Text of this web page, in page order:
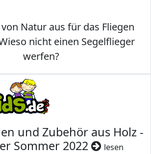
Natur aus für das Fliegen
nicht einen Segelflieger
werfen?
und Zubehör aus Holz -
Sommer 2022
lesen